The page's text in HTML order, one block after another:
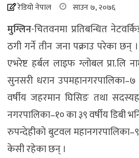
रेडियो नेपाल साउन ७, २०७६
मुग्लिन-चितवनमा प्रतिबन्धित
ठगी गर्ने तीन जना पक्राउ परेका छन्
एभरेष्ट हर्बल लाइफ ग्लोबल प्रा.लि
सुनसरी धरान
वर्षीय जहरमान घिसिङ तथा
नगरपालिका–१० का ३९ वर्षीय डिबी
रुपन्देहीको बुटवल महानगरपालिका–९
केसी रहेका छन् ।